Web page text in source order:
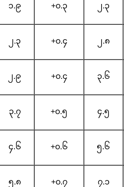
၁.၉ +၀.၃ ၂.၃
၂.၃ +၀.၄ ၂.၈
၂.၉ +၀.၄ ၃.၆
၃.၇ +၀.၅ ၄.၅
၄.၆ +၀.၆ ၅.၆
၅.၈ +၀.၇ ၇.၁